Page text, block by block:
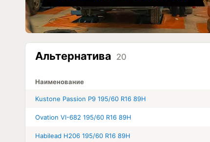
Альтернатива 20
Наименование
Kustone Passion P9 195/60 R16 89H
Ovation VI-682 195/60 R16 89H
Habilead H206 195/60 R16 89H